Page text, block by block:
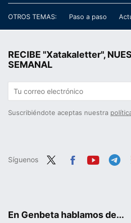
OTROS TEMAS: Paso a paso
RECIBE "Xatakaletter",
SEMANAL
Suscribiéndote aceptas nuestra
Síguenos
En Genbeta hablamos de...